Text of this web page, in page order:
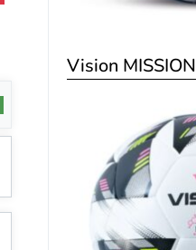
Vision MISSION